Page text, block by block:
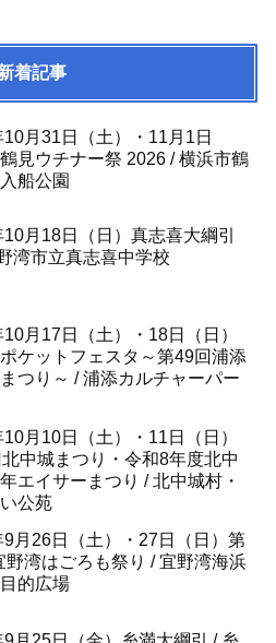
着記事
10月31日（土）・11月1日
鶴見ウチナー祭 2026 / 横浜市鶴
船公園
月18日（日）真志喜大綱引
湾市立真志喜中学校
月17日（土）・18日（日）
ケットフェスタ～第49回浦添
つり～ / 浦添カルチャーパー
月10日（土）・11日（日）
中城まつり・令和8年度北中
イサーまつり / 北中城村・
公苑
9月26日（土）・27日（日）第
野湾はごろも祭り / 宜野湾海浜
的広場